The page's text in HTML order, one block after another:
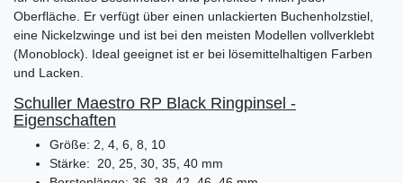
Oberfläche. Er verfügt über einen unlackierten Buchenholzstiel,
eine Nickelzwinge und ist bei den meisten Modellen vollverklebt
(Monoblock). Ideal geeignet ist er bei lösemittelhaltigen Farben
und Lacken.
Schuller Maestro RP Black Ringpinsel -
Eigenschaften
Größe: 2, 4, 6, 8, 10
Stärke: 20, 25, 30, 35, 40 mm